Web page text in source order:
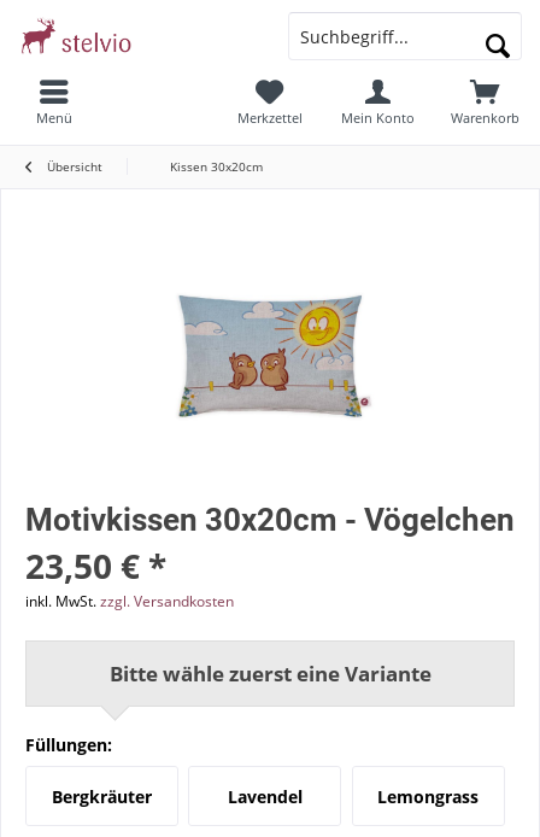
Menü Warenkorb
Merkzettel Mein Konto
Übersicht Kissen 30x20cm
Motivkissen 30x20cm - Vögelchen
23,50 € *
inkl. MwSt.zzgl. Versandkosten
Bitte wähle zuerst eine Variante
Füllungen:
Bergkräuter Lavendel Lemongrass